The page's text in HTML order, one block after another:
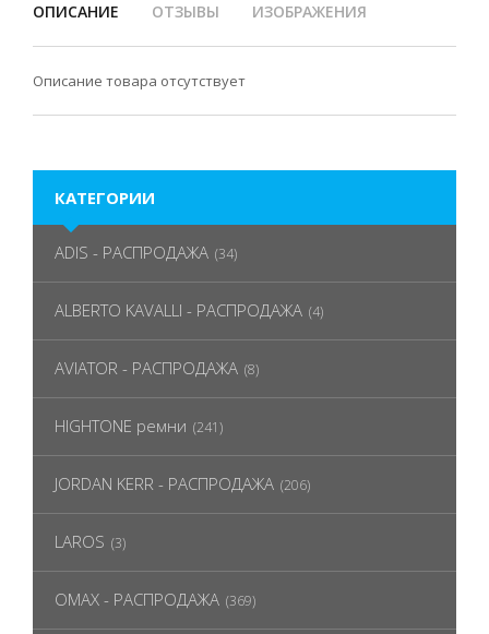
ОПИСАНИЕ ОТЗЫВЫ ИЗОБРАЖЕНИЯ
Описание товара отсутствует
КАТЕГОРИИ
ADIS - РАСПРОДАЖА (34)
ALBERTO KAVALLI - РАСПРОДАЖА (4)
AVIATOR - РАСПРОДАЖА (8)
HIGHTONE ремни (241)
JORDAN KERR - РАСПРОДАЖА (206)
LAROS (3)
OMAX - РАСПРОДАЖА (369)